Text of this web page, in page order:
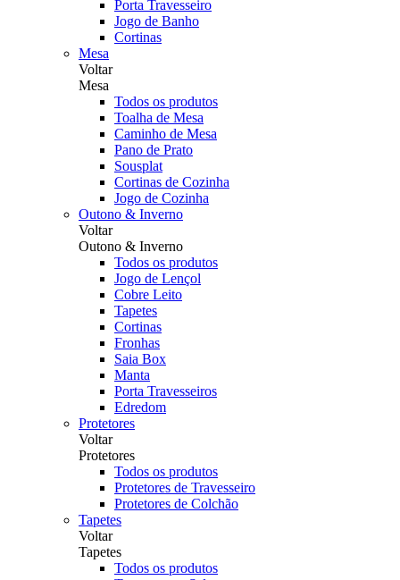
Porta Travesseiro
Jogo de Banho
Cortinas
Mesa
Voltar
Mesa
Todos os produtos
Toalha de Mesa
Caminho de Mesa
Pano de Prato
Sousplat
Cortinas de Cozinha
Jogo de Cozinha
Outono & Inverno
Voltar
Outono & Inverno
Todos os produtos
Jogo de Lençol
Cobre Leito
Tapetes
Cortinas
Fronhas
Saia Box
Manta
Porta Travesseiros
Edredom
Protetores
Voltar
Protetores
Todos os produtos
Protetores de Travesseiro
Protetores de Colchão
Tapetes
Voltar
Tapetes
Todos os produtos